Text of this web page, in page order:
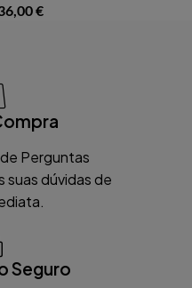
€
Perguntas
suas dúvidas de
Seguro